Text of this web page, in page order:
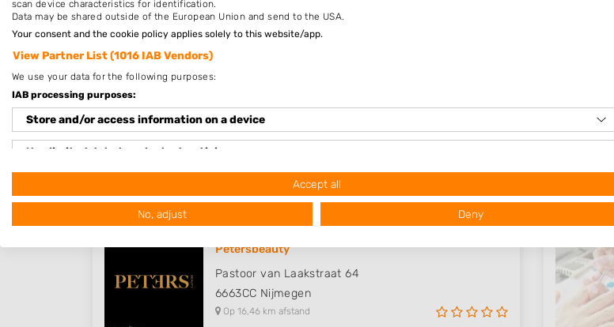
Op 14,54 km afstand
Vogelenzangscheweg 3
5363TH
Petersbeauty
Pastoor van Laakstraat 64
6663CC Nijmegen
Op 16,46 km afstand
scan device characteristics for identification.
Data may be shared outside of the European Union and send to the USA.
Your consent and the cookie policy applies solely to this website/app.
View Partner List (1016 IAB Vendors)
We use your data for the following purposes:
IAB processing purposes:
Store and/or access information on a device
Use limited data to select advertising
Use profiles to select personalised advertising
Create profiles to personalise content
Use profiles to select personalised content
Accept all
No, adjust Deny